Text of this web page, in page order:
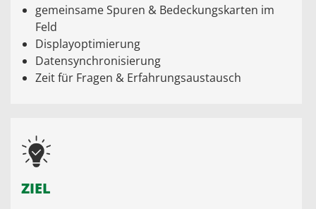
gemeinsame Spuren & Bedeckungskarten im
Feld
Displayoptimierung
Datensynchronisierung
Zeit für Fragen & Erfahrungsaustausch
ZIEL